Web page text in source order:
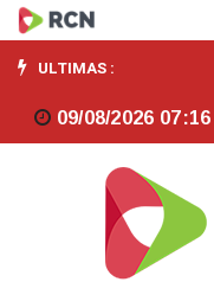
Fenabrave
eleva
a
previsão
ULTIMAS :
09/08/2026 07:16